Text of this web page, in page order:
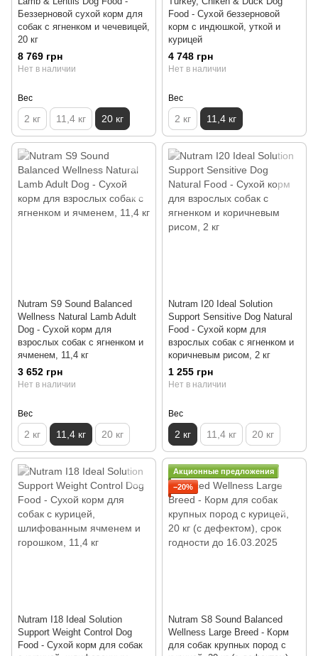
Беззерновой сухой корм для
собак с ягненком и чечевицей,
20 кг
8 769 грн
Нет в наличии
Вес
2 кг 11,4 кг 20 кг
Food - Сухой беззерновой
корм с индюшкой, уткой и
курицей
4 748 грн
Нет в наличии
Вес
2 кг 11,4 кг
Nutram S9 Sound Balanced
Wellness Natural Lamb Adult
Dog - Сухой корм для
взрослых собак с ягненком и
ячменем, 11,4 кг
3 652 грн
Нет в наличии
Вес
2 кг 11,4 кг 20 кг
Nutram I20 Ideal Solution
Support Sensitive Dog Natural
Food - Cухой корм для
взрослых собак с ягненком и
коричневым рисом, 2 кг
1 255 грн
Нет в наличии
Вес
2 кг 11,4 кг 20 кг
Nutram I18 Ideal Solution
Support Weight Control Dog
Food - Cухой корм для собак
Акционные предложения
−20%
Nutram S8 Sound Balanced
Wellness Large Breed - Корм
для собак крупных пород с